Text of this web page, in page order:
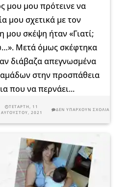
μου μου πρότεινε να
μου σχετικά με τον
σκέψη ήταν «Γιατί;
Μετά όμως σκέφτηκα
διάβαζα απεγνωσμένα
στην προσπάθεια
που να περνάει...
ΤΕΤΆΡΤΗ, 11
ΑΥΓΟΎΣΤΟΥ, 2021
ΔΕΝ ΥΠΆΡΧΟΥΝ ΣΧΌΛΙΑ